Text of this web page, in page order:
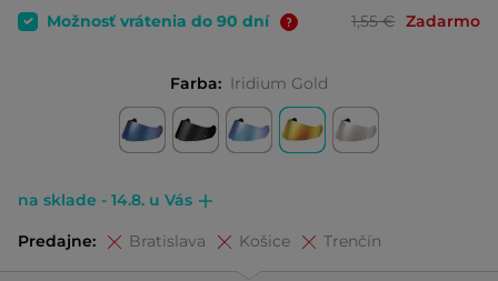
Možnosť vrátenia do 90 dní 1,55 € Zadarmo
Farba: Iridium Gold
na sklade - 14.8. u Vás
Predajne: Bratislava Košice Trenčín